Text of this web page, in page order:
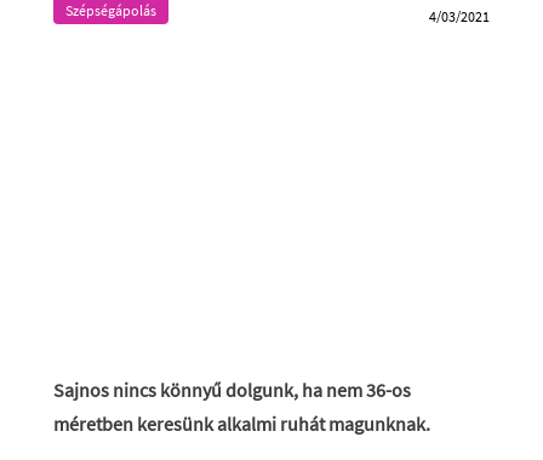
Szépségápolás 4/03/2021
Sajnos nincs könnyű dolgunk, ha nem 36-os
méretben keresünk alkalmi ruhát magunknak.